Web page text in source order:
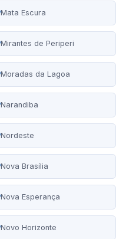
Mata Escura
Mirantes de Periperi
Moradas da Lagoa
Narandiba
Nordeste
Nova Brasília
Nova Esperança
Novo Horizonte